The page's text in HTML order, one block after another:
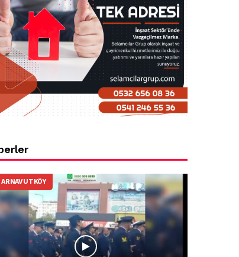
ARNAVUTKÖY